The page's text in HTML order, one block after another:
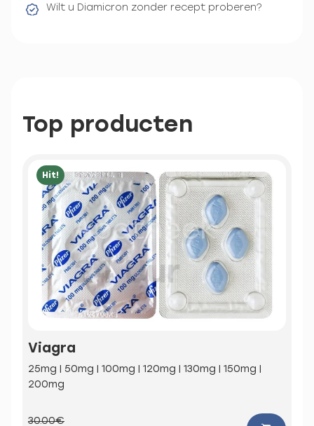
Wilt u Diamicron zonder recept proberen?
Top producten
Hit!
Viagra
25mg | 50mg | 100mg | 120mg | 130mg | 150mg |
200mg
30.00€